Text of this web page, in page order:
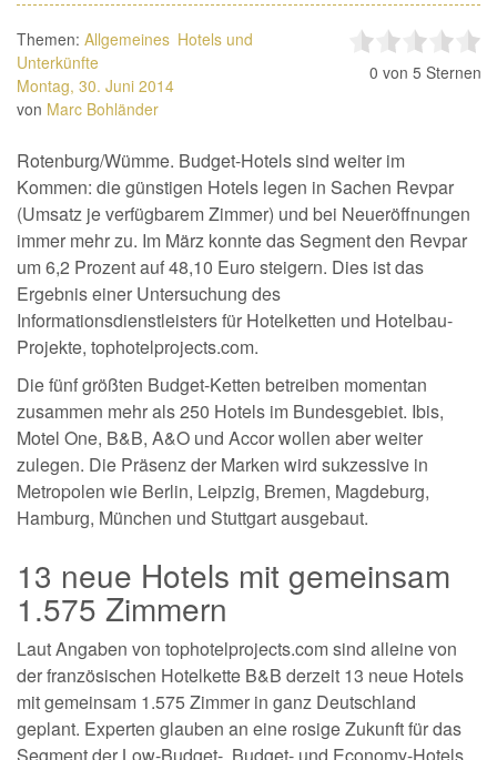
Themen: Allgemeines Hotels und
Unterkünfte
Montag, 30. Juni 2014
von Marc Bohländer
0 von 5 Sternen
Rotenburg/Wümme. Budget-Hotels sind weiter im
Kommen: die günstigen Hotels legen in Sachen Revpar
(Umsatz je verfügbarem Zimmer) und bei Neueröffnungen
immer mehr zu. Im März konnte das Segment den Revpar
um 6,2 Prozent auf 48,10 Euro steigern. Dies ist das
Ergebnis einer Untersuchung des
Informationsdienstleisters für Hotelketten und Hotelbau-
Projekte, tophotelprojects.com.
Die fünf größten Budget-Ketten betreiben momentan
zusammen mehr als 250 Hotels im Bundesgebiet. Ibis,
Motel One, B&B, A&O und Accor wollen aber weiter
zulegen. Die Präsenz der Marken wird sukzessive in
Metropolen wie Berlin, Leipzig, Bremen, Magdeburg,
Hamburg, München und Stuttgart ausgebaut.
13 neue Hotels mit gemeinsam
1.575 Zimmern
Laut Angaben von tophotelprojects.com sind alleine von
der französischen Hotelkette B&B derzeit 13 neue Hotels
mit gemeinsam 1.575 Zimmer in ganz Deutschland
geplant. Experten glauben an eine rosige Zukunft für das